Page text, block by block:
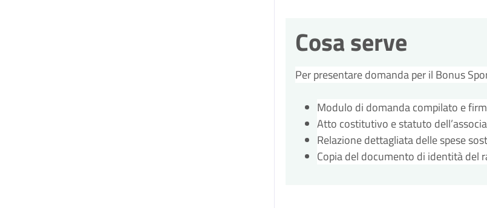
Cosa serve
Per presentare domanda per il Bonus
Modulo di domanda compilato e
Atto costitutivo e statuto
Relazione dettagliata delle spese
Copia del documento di identità del